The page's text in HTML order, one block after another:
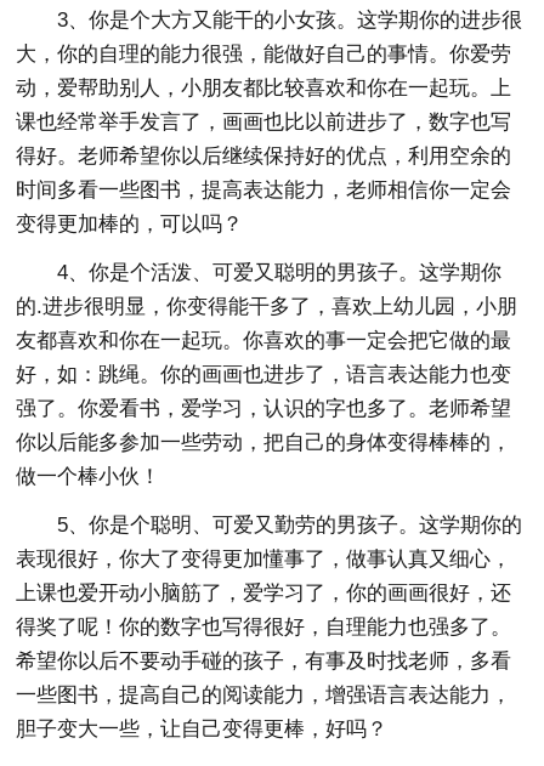
3、你是个大方又能干的小女孩。这学期你的进步很
大，你的自理的能力很强，能做好自己的事情。你爱劳
动，爱帮助别人，小朋友都比较喜欢和你在一起玩。上
课也经常举手发言了，画画也比以前进步了，数字也写
得好。老师希望你以后继续保持好的优点，利用空余的
时间多看一些图书，提高表达能力，老师相信你一定会
变得更加棒的，可以吗？
4、你是个活泼、可爱又聪明的男孩子。这学期你
的.进步很明显，你变得能干多了，喜欢上幼儿园，小朋
友都喜欢和你在一起玩。你喜欢的事一定会把它做的最
好，如：跳绳。你的画画也进步了，语言表达能力也变
强了。你爱看书，爱学习，认识的字也多了。老师希望
你以后能多参加一些劳动，把自己的身体变得棒棒的，
做一个棒小伙！
5、你是个聪明、可爱又勤劳的男孩子。这学期你的
表现很好，你大了变得更加懂事了，做事认真又细心，
上课也爱开动小脑筋了，爱学习了，你的画画很好，还
得奖了呢！你的数字也写得很好，自理能力也强多了。
希望你以后不要动手碰的孩子，有事及时找老师，多看
一些图书，提高自己的阅读能力，增强语言表达能力，
胆子变大一些，让自己变得更棒，好吗？